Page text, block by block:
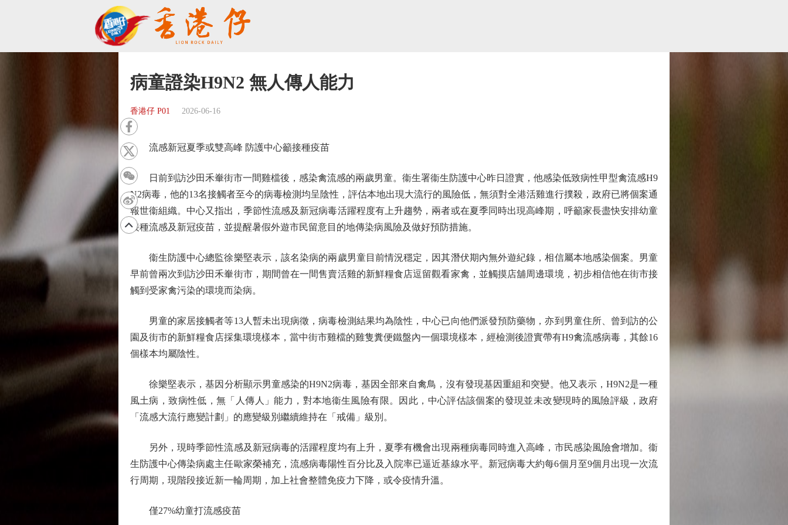
病童證染H9N2 無人傳人能力
香港仔 P01 2026-06-16
流感新冠夏季或雙高峰 防護中心籲接種疫苗
日前到訪沙田禾輋街市一間雞檔後，感染禽流感的兩歲男童。衞生署衞生防護中心昨日證實，他感染低致病性甲型禽流感H9
N2病毒，他的13名接觸者至今的病毒檢測均呈陰性，評估本地出現大流行的風險低，無須對全港活雞進行撲殺，政府已將個案通
報世衞組織。中心又指出，季節性流感及新冠病毒活躍程度有上升趨勢，兩者或在夏季同時出現高峰期，呼籲家長盡快安排幼童
接種流感及新冠疫苗，並提醒暑假外遊市民留意目的地傳染病風險及做好預防措施。
衞生防護中心總監徐樂堅表示，該名染病的兩歲男童目前情況穩定，因其潛伏期內無外遊紀錄，相信屬本地感染個案。男童
早前曾兩次到訪沙田禾輋街市，期間曾在一間售賣活雞的新鮮糧食店逗留觀看家禽，並觸摸店舖周邊環境，初步相信他在街市接
觸到受家禽污染的環境而染病。
男童的家居接觸者等13人暫未出現病徵，病毒檢測結果均為陰性，中心已向他們派發預防藥物，亦到男童住所、曾到訪的公
園及街市的新鮮糧食店採集環境樣本，當中街市雞檔的雞隻糞便鐵盤內一個環境樣本，經檢測後證實帶有H9禽流感病毒，其餘16
個樣本均屬陰性。
徐樂堅表示，基因分析顯示男童感染的H9N2病毒，基因全部來自禽鳥，沒有發現基因重組和突變。他又表示，H9N2是一種
風土病，致病性低，無「人傳人」能力，對本地衞生風險有限。因此，中心評估該個案的發現並未改變現時的風險評級，政府
「流感大流行應變計劃」的應變級別繼續維持在「戒備」級別。
另外，現時季節性流感及新冠病毒的活躍程度均有上升，夏季有機會出現兩種病毒同時進入高峰，市民感染風險會增加。衞
生防護中心傳染病處主任歐家榮補充，流感病毒陽性百分比及入院率已逼近基線水平。新冠病毒大約每6個月至9個月出現一次流
行周期，現階段接近新一輪周期，加上社會整體免疫力下降，或令疫情升溫。
僅27%幼童打流感疫苗